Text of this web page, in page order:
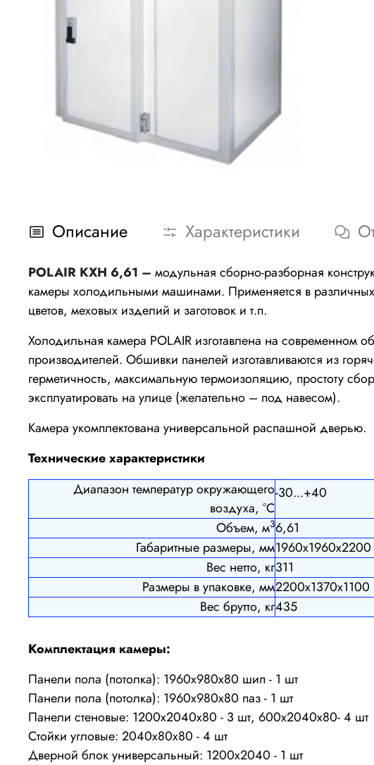
Описание Характеристики
POLAIR КХН 6,61 – модульная сборно-разборная
камеры холодильными машинами. Применяется в
цветов, меховых изделий и заготовок и т.п.
Холодильная камера POLAIR изготавлена на
производителей. Обшивки панелей изготавливаются из
герметичность, максимальную термоизоляцию, простоту
эксплуатировать на улице (желательно – под навесом).
Камера укомплектована универсальной распашной дверью.
Технические характеристики
Диапазон температур окружающего
воздуха, °C
-30...+40
Объем, м36,61
Габаритные размеры, мм1960х1960х2200
Вес нетто, кг311
Размеры в упаковке, мм2200х1370х1100
Вес брутто, кг435
Комплектация камеры:
Панели пола (потолка): 1960х980х80 шип - 1 шт
Панели пола (потолка): 1960х980х80 паз - 1 шт
Панели стеновые: 1200х2040х80 - 3 шт, 600х2040х80- 4 шт
Стойки угловые: 2040х80х80 - 4 шт
Дверной блок универсальный: 1200х2040 - 1 шт